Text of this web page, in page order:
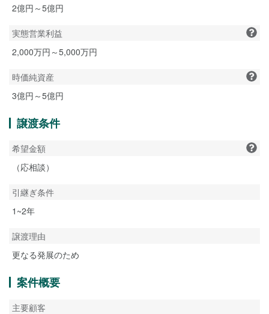
2億円～5億円
実態営業利益
2,000万円～5,000万円
時価純資産
3億円～5億円
譲渡条件
希望金額
（応相談）
引継ぎ条件
1~2年
譲渡理由
更なる発展のため
案件概要
主要顧客